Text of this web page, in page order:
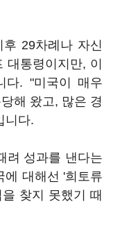
29차례나 자신
통령이지만, 이
다. "미국이 매우
해 왔고, 많은 경
니다.
려 성과를 낸다는
에 대해선 '희토류
찾지 못했기 때